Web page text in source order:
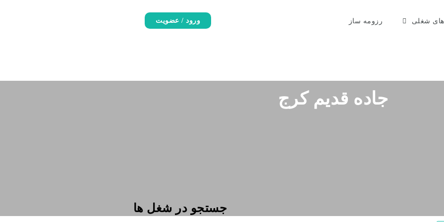
شغلی رزومه ساز ورود / عضویت
جاده قدیم کرج
جستجو در شغل ها